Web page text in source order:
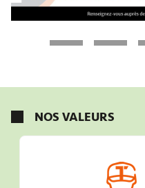
NOS VALEURS